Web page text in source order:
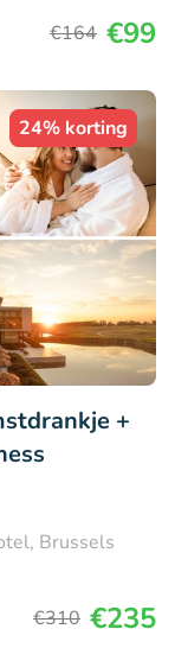
€164 €99
24% korting
+
Brussels
€310 €235